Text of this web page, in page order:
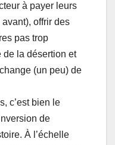
à payer leurs
offrir des
pas trop
de la désertion et
(un peu) de
c’est bien le
de
À l’échelle